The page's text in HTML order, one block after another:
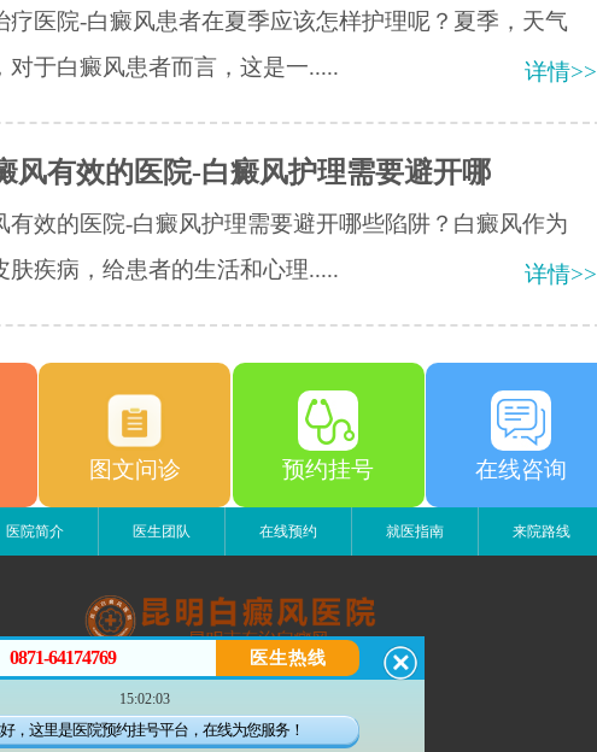
疗医院-白癜风患者在夏季应该怎样护理呢？夏季，天气
对于白癜风患者而言，这是一.....
详情>>
风有效的医院-白癜风护理需要避开哪
有效的医院-白癜风护理需要避开哪些陷阱？白癜风作为
肤疾病，给患者的生活和心理.....
详情>>
图文问诊 预约挂号 在线咨询
医院简介 医生团队 在线预约 就医指南 来院路线
昆明白癜风医院
昆明市五华区护国路2号
版权所有：昆明白癜风医院
联系电话：0871-64174769
0871-64174769 医生热线
15:02:03
，这里是医院预约挂号平台，在线为您服务！